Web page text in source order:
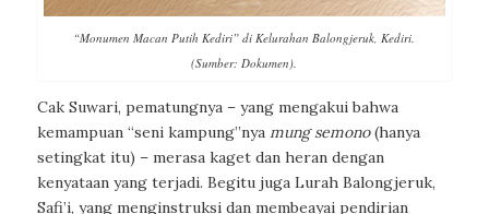
“Monumen Macan Putih Kediri” di Kelurahan Balongjeruk, Kediri.
(Sumber: Dokumen).
Cak Suwari, pematungnya – yang mengakui bahwa
kemampuan “seni kampung”nya mung semono(hanya
setingkat itu) – merasa kaget dan heran dengan
kenyataan yang terjadi. Begitu juga Lurah Balongjeruk,
Safi’i, yang menginstruksi dan membeayai pendirian